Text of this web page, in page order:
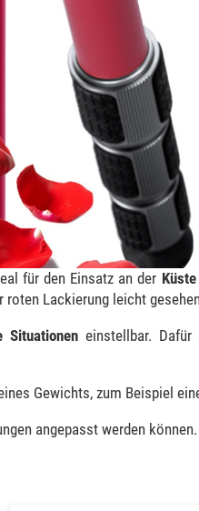
für den Einsatz an der
Lackierung leicht
Situationen einstellbar. Dafür
Gewichts, zum Beispiel
angepasst werden können.